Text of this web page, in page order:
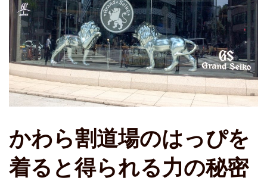
かわら割道場のはっぴを
着ると得られる力の秘密